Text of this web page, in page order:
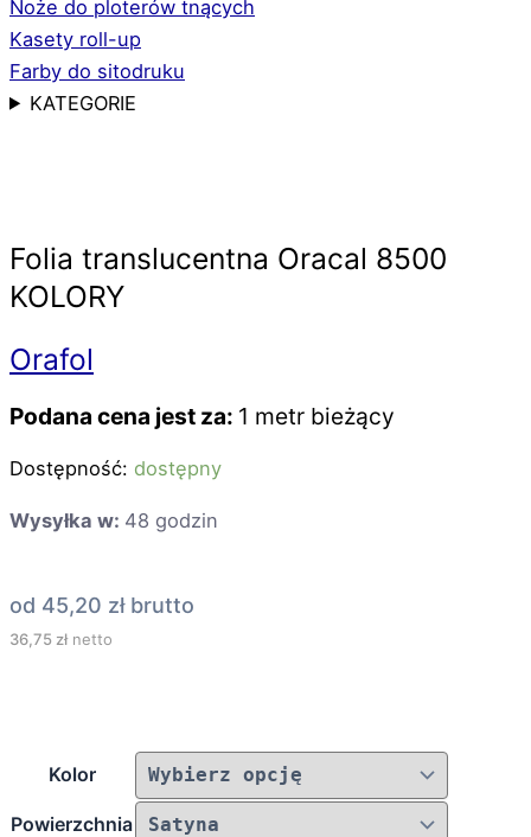
Noże do ploterów tnących
Kasety roll-up
Farby do sitodruku
KATEGORIE
Folia translucentna Oracal 8500
KOLORY
Orafol
Podana cena jest za: 1 metr bieżący
Dostępność: dostępny
Wysyłka w: 48 godzin
od 45,20 złbrutto
36,75 złnetto
Kolor
Powierzchnia